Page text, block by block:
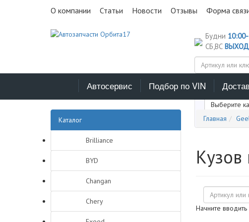
О компании Статьи Новости Отзывы Форма
Будни
СБ,ВС
Выберите
Автосервис Подбор по VIN
Каталог
Brilliance
BYD
Changan
Chery
Главная
Начните вводить